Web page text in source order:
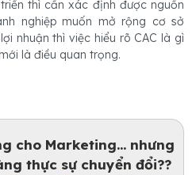
thì cần xác định được nguồn
nghiệp muốn mở rộng cơ sở
nhuận thì việc hiểu rõ CAC là gì
là điều quan trọng.
cho Marketing... nhưng
thực sự chuyển đổi??